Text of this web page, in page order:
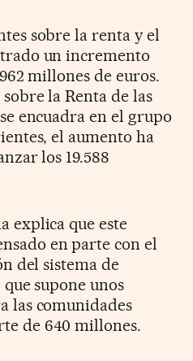
sobre la renta y el
un incremento
millones de euros.
la Renta de las
encuadra en el grupo
el aumento ha
los 19.588
explica que este
en parte con el
del sistema de
supone unos
las comunidades
de 640 millones.